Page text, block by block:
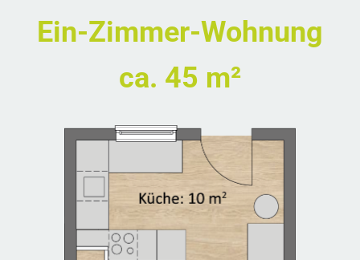
Ein-Zimmer-Wohnung
ca. 45 m²